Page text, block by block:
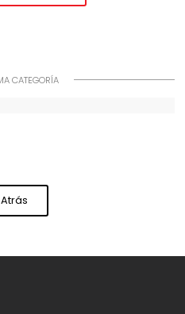
CATEGORÍA
Atrás